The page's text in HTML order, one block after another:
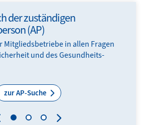
der zuständigen
(AP)
Mitglieds­­betriebe in allen Fragen
und des Gesundheits­
zur AP-Suche